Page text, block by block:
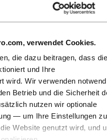
verwendet Cookies.
die dazu beitragen, dass die
und Ihre
wird. Wir verwenden
Betrieb und die Sicherheit
nutzen wir optionale
— um Ihre Einstellungen zu
Website genutzt wird, und